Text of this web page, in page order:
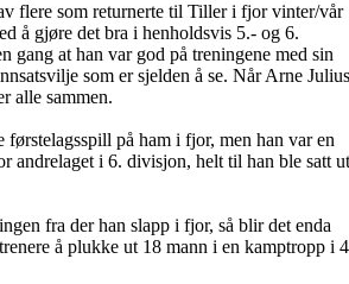
flere som returnerte til Tiller i fjor vinter/vår
å gjøre det bra i henholdsvis 5.- og 6.
gang at han var god på treningene med sin
som er sjelden å se. Når Arne Julius
alle sammen.
førstelagsspill på ham i fjor, men han var en
andrelaget i 6. divisjon, helt til han ble satt ut
fra der han slapp i fjor, så blir det enda
å plukke ut 18 mann i en kamptropp i